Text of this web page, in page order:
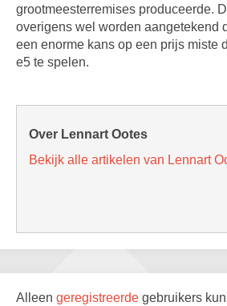
grootmeesterremises produceerde.
overigens wel worden aangetekend
een enorme kans op een prijs miste
e5 te spelen.
Over Lennart Ootes
Bekijk alle artikelen van Lennart
Alleen geregistreerde gebruikers